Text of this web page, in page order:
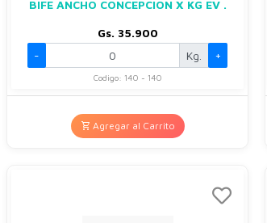
BIFE ANCHO CONCEPCION X KG EV .
Gs. 35.900
-
Kg. +
Codigo: 140 - 140
Agregar al Carrito